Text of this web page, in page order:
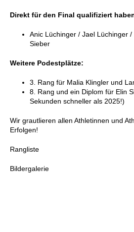
Direkt für den Final qualifiziert
Anic Lüchinger / Jael Lüchinger
Sieber
Weitere Podestplätze:
3. Rang für Malia Klingler und
8. Rang und ein Diplom für Elin
Sekunden schneller als 2025!)
Wir grautlieren allen Athletinnen und
Erfolgen!
Rangliste
Bildergalerie